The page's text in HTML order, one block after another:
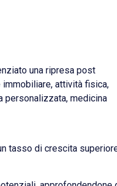
una ripresa post
attività fisica,
personalizzata, medicina
tasso di crescita